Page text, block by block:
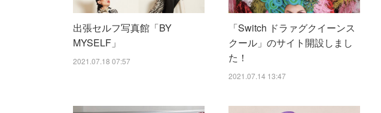
出張セルフ写真館「BY
MYSELF」
2021.07.18 07:57
「Switch ドラァグクイーンス
クール」のサイト開設しまし
た！
2021.07.14 13:47